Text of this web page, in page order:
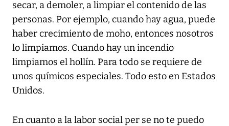
secar, a demoler, a limpiar el contenido de las
personas. Por ejemplo, cuando hay agua, puede
haber crecimiento de moho, entonces nosotros
lo limpiamos. Cuando hay un incendio
limpiamos el hollín. Para todo se requiere de
unos químicos especiales. Todo esto en Estados
Unidos.
En cuanto a la labor social per se no te puedo